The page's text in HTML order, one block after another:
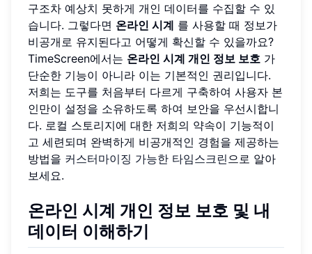
구조차 예상치 못하게 개인 데이터를 수집할 수 있
습니다. 그렇다면 온라인 시계 를 사용할 때 정보가
비공개로 유지된다고 어떻게 확신할 수 있을까요?
TimeScreen에서는 온라인 시계 개인 정보 보호 가
단순한 기능이 아니라 이는 기본적인 권리입니다.
저희는 도구를 처음부터 다르게 구축하여 사용자 본
인만이 설정을 소유하도록 하여 보안을 우선시합니
다. 로컬 스토리지에 대한 저희의 약속이 기능적이
고 세련되며 완벽하게 비공개적인 경험을 제공하는
방법을 커스터마이징 가능한 타임스크린 으로 알아
보세요.
온라인 시계 개인 정보 보호 및 내
데이터 이해하기